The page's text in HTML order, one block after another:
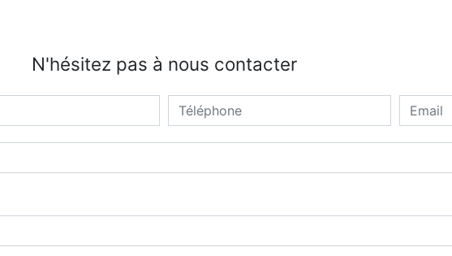
N'hésitez pas à nous contacter